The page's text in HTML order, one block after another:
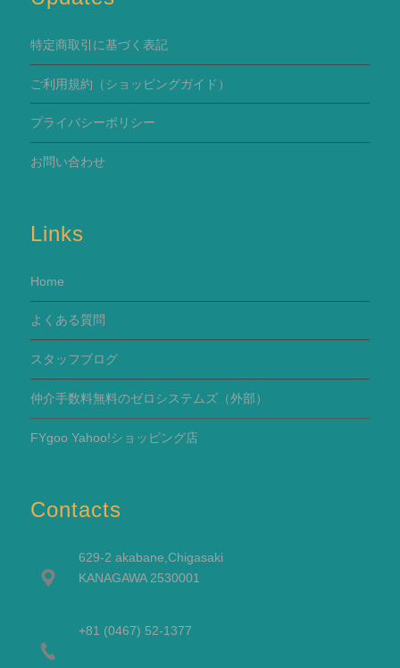
特定商取引に基づく表記
ご利用規約 （ショッピングガイド）
プライバシーポリシー
お問い合わせ
Links
Home
よくある質問
スタッフブログ
仲介手数料無料のゼロシステムズ（外部）
FYgoo Yahoo!ショッピング店
Contacts
629-2 akabane,Chigasaki
KANAGAWA 2530001
+81 (0467) 52-1377